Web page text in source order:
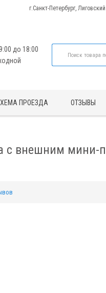
г.Санкт-Петербург,
до 18:00
ПРОЕЗДА ОТЗЫВЫ
с внешним мини-